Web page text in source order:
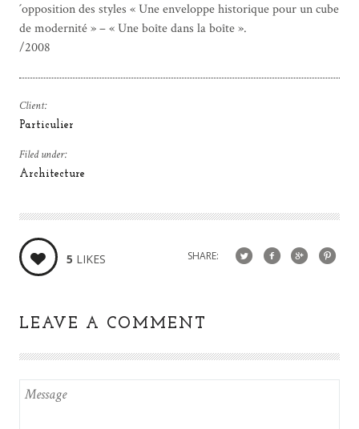
´opposition des styles « Une enveloppe historique pour un cube
de modernité » – « Une boîte dans la boîte ».
/2008
Client:
Particulier
Filed under:
Architecture
5 LIKES SHARE:
LEAVE A COMMENT